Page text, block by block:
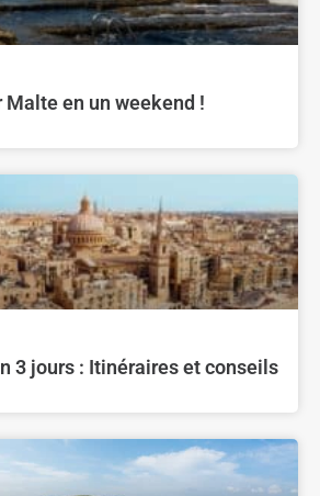
en un weekend !
3 jours : Itinéraires et conseils